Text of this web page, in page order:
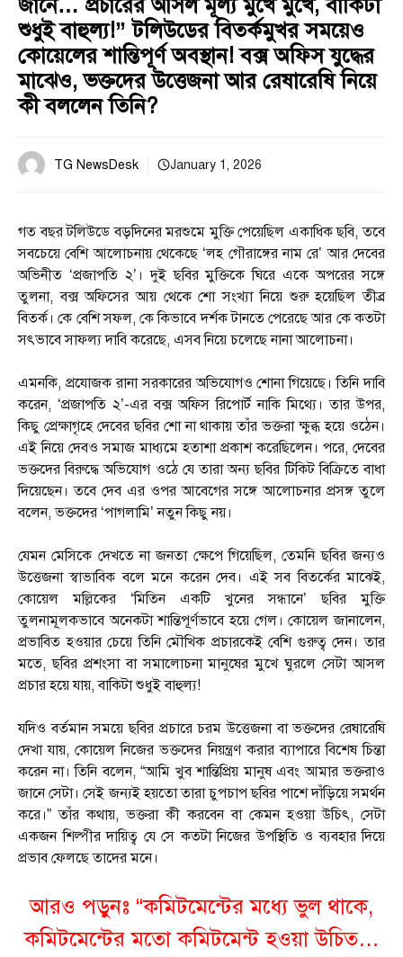
জানে… প্রচারের আসল মূল্য মুখে মুখে, বাকিটা
শুধুই বাহুল্য!” টলিউডের বিতর্কমুখর সময়েও
কোয়েলের শান্তিপূর্ণ অবস্থান! বক্স অফিস যুদ্ধের
মাঝেও, ভক্তদের উত্তেজনা আর রেষারেষি নিয়ে
কী বললেন তিনি?
TG NewsDesk January 1, 2026
গত বছর টলিউডে বড়দিনের মরশুমে মুক্তি পেয়েছিল একাধিক ছবি, তবে
সবচেয়ে বেশি আলোচনায় থেকেছে ‘লহ গৌরাঙ্গের নাম রে’ আর দেবের
অভিনীত ‘প্রজাপতি ২’। দুই ছবির মুক্তিকে ঘিরে একে অপরের সঙ্গে
তুলনা, বক্স অফিসের আয় থেকে শো সংখ্যা নিয়ে শুরু হয়েছিল তীব্র
বিতর্ক। কে বেশি সফল, কে কিভাবে দর্শক টানতে পেরেছে আর কে কতটা
সৎভাবে সাফল্য দাবি করেছে, এসব নিয়ে চলেছে নানা আলোচনা।
এমনকি, প্রযোজক রানা সরকারের অভিযোগও শোনা গিয়েছে। তিনি দাবি
করেন, ‘প্রজাপতি ২’-এর বক্স অফিস রিপোর্ট নাকি মিথ্যে। তার উপর,
কিছু প্রেক্ষাগৃহে দেবের ছবির শো না থাকায় তাঁর ভক্তরা ক্ষুব্ধ হয়ে ওঠেন।
এই নিয়ে দেবও সমাজ মাধ্যমে হতাশা প্রকাশ করেছিলেন। পরে, দেবের
ভক্তদের বিরুদ্ধে অভিযোগ ওঠে যে তারা অন্য ছবির টিকিট বিক্রিতে বাধা
দিয়েছেন। তবে দেব এর ওপর আবেগের সঙ্গে আলোচনার প্রসঙ্গ তুলে
বলেন, ভক্তদের ‘পাগলামি’ নতুন কিছু নয়।
যেমন মেসিকে দেখতে না জনতা ক্ষেপে গিয়েছিল, তেমনি ছবির জন্যও
উত্তেজনা স্বাভাবিক বলে মনে করেন দেব। এই সব বিতর্কের মাঝেই,
কোয়েল মল্লিকের ‘মিতিন একটি খুনের সন্ধানে’ ছবির মুক্তি
তুলনামূলকভাবে অনেকটা শান্তিপূর্ণভাবে হয়ে গেল। কোয়েল জানালেন,
প্রভাবিত হওয়ার চেয়ে তিনি মৌখিক প্রচারকেই বেশি গুরুত্ব দেন। তার
মতে, ছবির প্রশংসা বা সমালোচনা মানুষের মুখে ঘুরলে সেটা আসল
প্রচার হয়ে যায়, বাকিটা শুধুই বাহুল্য!
যদিও বর্তমান সময়ে ছবির প্রচারে চরম উত্তেজনা বা ভক্তদের রেষারেষি
দেখা যায়, কোয়েল নিজের ভক্তদের নিয়ন্ত্রণ করার ব্যাপারে বিশেষ চিন্তা
করেন না। তিনি বলেন, “আমি খুব শান্তিপ্রিয় মানুষ এবং আমার ভক্তরাও
জানে সেটা। সেই জন্যই হয়তো তারা চুপচাপ ছবির পাশে দাঁড়িয়ে সমর্থন
করে।” তাঁর কথায়, ভক্তরা কী করবেন বা কেমন হওয়া উচিৎ, সেটা
একজন শিল্পীর দায়িত্ব যে সে কতটা নিজের উপস্থিতি ও ব্যবহার দিয়ে
প্রভাব ফেলছে তাদের মনে।
আরও পড়ুনঃ “কমিটমেন্টের মধ্যে ভুল থাকে,
কমিটমেন্টের মতো কমিটমেন্ট হওয়া উচিত…